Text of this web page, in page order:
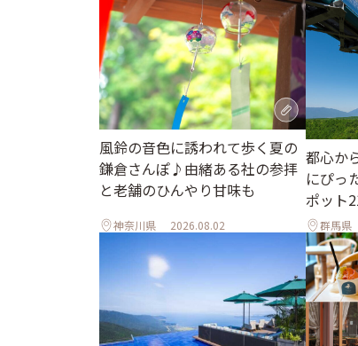
風鈴の音色に誘われて歩く夏の
鎌倉さんぽ♪由緒ある社の参拝
と老舗のひんやり甘味も
神奈川県 2026.08.02
都心か
にぴっ
ポット
群馬県